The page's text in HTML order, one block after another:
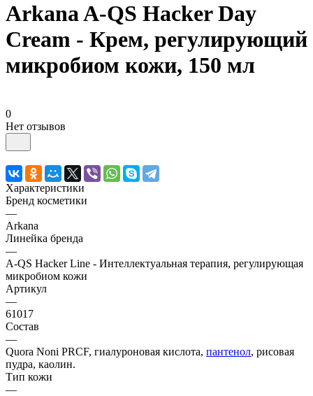
Arkana A-QS Hacker Day
Cream - Крем, регулирующий
микробиом кожи, 150 мл
0
Нет отзывов
Характеристики
Бренд косметики
—
Arkana
Линейка бренда
—
A-QS Hacker Line - Интеллектуальная терапия, регулирующая
микробиом кожи
Артикул
—
61017
Состав
—
Quora Noni PRCF, гиалуроновая кислота, пантенол, рисовая
пудра, каолин.
Тип кожи
—